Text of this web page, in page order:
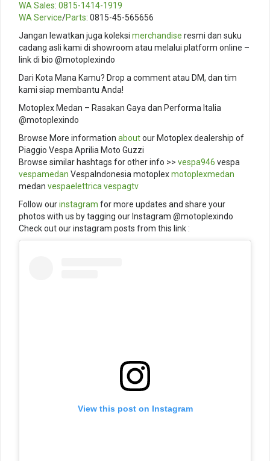
WA Sales: 0815-1414-1919
WA Service/Parts: 0815-45-565656
Jangan lewatkan juga koleksi merchandise resmi dan suku
cadang asli kami di showroom atau melalui platform online –
link di bio @motoplexindo
Dari Kota Mana Kamu? Drop a comment atau DM, dan tim
kami siap membantu Anda!
Motoplex Medan – Rasakan Gaya dan Performa Italia
@motoplexindo
Browse More information aboutour Motoplex dealership of
Piaggio Vespa Aprilia Moto Guzzi
Browse similar hashtags for other info >> vespa946 vespa
vespamedan VespaIndonesia motoplexmotoplexmedan
medan vespaelettrica vespagtv
Follow ourinstagram for more updates and share your
photos with us by tagging our Instagram @motoplexindo
Check out our instagram posts from this link :
View this post on Instagram